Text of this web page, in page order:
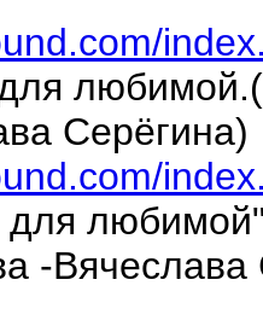
Серёгина)
для
-Вячеслава